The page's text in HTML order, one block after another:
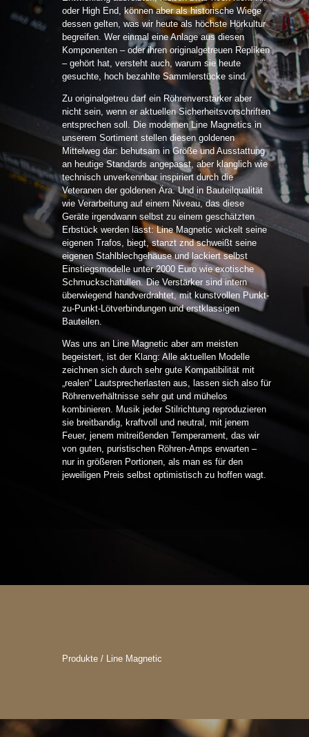
oder High End, können aber als historische Wiege
dessen gelten, was wir heute als höchste Hörkultur
begreifen. Wer einmal eine Anlage aus diesen
Komponenten – oder ihren originalgetreuen Repliken
– gehört hat, versteht auch, warum sie heute
gesuchte, hoch bezahlte Sammlerstücke sind.
Zu originalgetreu darf ein Röhrenverstärker aber
nicht sein, wenn er aktuellen Sicherheitsvorschriften
entsprechen soll. Die modernen Line Magnetics in
unserem Sortiment stellen diesen goldenen
Mittelweg dar: behutsam in Größe und Ausstattung
an heutige Standards angepasst, aber klanglich wie
technisch unverkennbar inspiriert durch die
Veteranen der goldenen Ära. Und in Bauteilqualität
wie Verarbeitung auf einem Niveau, das diese
Geräte irgendwann selbst zu einem geschätzten
Erbstück werden lässt: Line Magnetic wickelt seine
eigenen Trafos, biegt, stanzt znd schweißt seine
eigenen Stahlblechgehäuse und lackiert selbst
Einstiegsmodelle unter 2000 Euro wie exotische
Schmuckschatullen. Die Verstärker sind intern
überwiegend handverdrahtet, mit kunstvollen Punkt-
zu-Punkt-Lötverbindungen und erstklassigen
Bauteilen.
Was uns an Line Magnetic aber am meisten
begeistert, ist der Klang: Alle aktuellen Modelle
zeichnen sich durch sehr gute Kompatibilität mit
„realen“ Lautsprecherlasten aus, lassen sich also für
Röhrenverhältnisse sehr gut und mühelos
kombinieren. Musik jeder Stilrichtung reproduzieren
sie breitbandig, kraftvoll und neutral, mit jenem
Feuer, jenem mitreißenden Temperament, das wir
von guten, puristischen Röhren-Amps erwarten –
nur in größeren Portionen, als man es für den
jeweiligen Preis selbst optimistisch zu hoffen wagt.
Produkte / Line Magnetic